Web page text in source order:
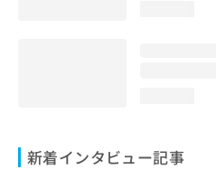
新着インタビュー記事